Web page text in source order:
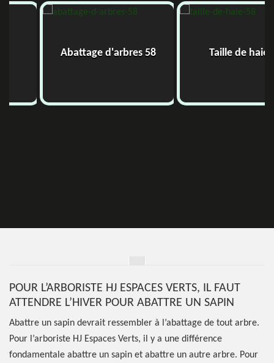
Abattage d'arbres 58 Taille de haie
POUR L’ARBORISTE HJ ESPACES VERTS, IL FAUT
ATTENDRE L’HIVER POUR ABATTRE UN SAPIN
Abattre un sapin devrait ressembler à l’abattage de tout arbre.
Pour l’arboriste HJ Espaces Verts, il y a une différence
fondamentale abattre un sapin et abattre un autre arbre. Pour